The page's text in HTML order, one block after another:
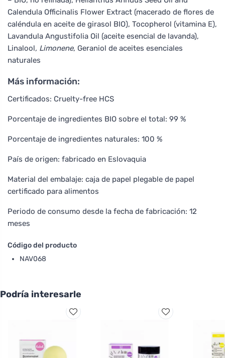
Calendula Officinalis Flower Extract (macerado de flores de
caléndula en aceite de girasol BIO), Tocopherol (vitamina E),
Lavandula Angustifolia Oil (aceite esencial de lavanda),
Linalool, Limonene, Geraniol de aceites esenciales
naturales
Más información:
Certificados: Cruelty-free HCS
Porcentaje de ingredientes BIO sobre el total: 99 %
Porcentaje de ingredientes naturales: 100 %
País de origen: fabricado en Eslovaquia
Material del embalaje: caja de papel plegable de papel
certificado para alimentos
Periodo de consumo desde la fecha de fabricación: 12
meses
Código del producto
NAV068
Podría interesarle